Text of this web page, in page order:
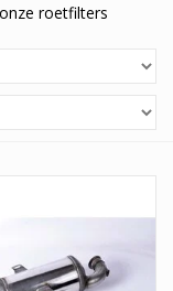
roetfilters
helemaal zeker
helpen